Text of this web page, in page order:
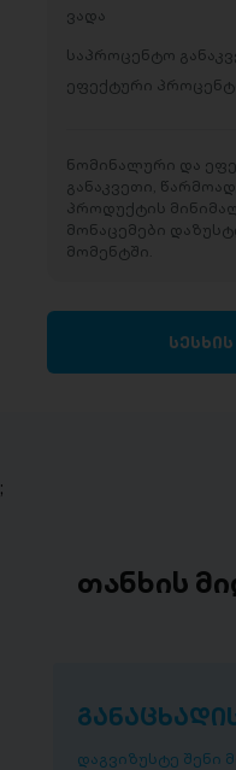
ვადა
საპროცენტო
ეფექტური
ნომინალური და
განაკვეთი,
პროდუქტის
მონაცემები
მომენტში.
;
თანხის
დაგვიზუსტე შენი